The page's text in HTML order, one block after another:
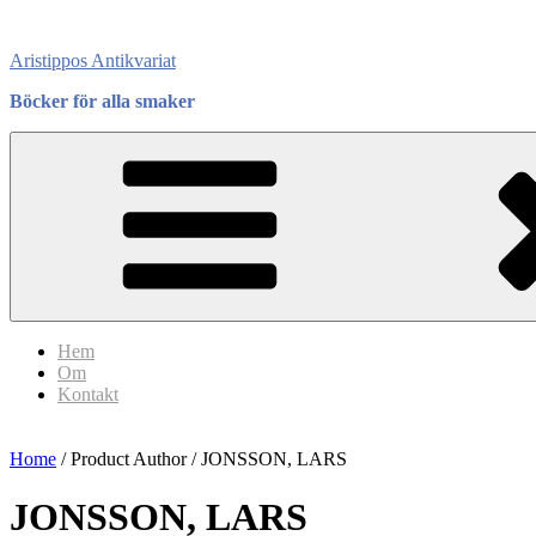
content
Aristippos Antikvariat
Böcker för alla smaker
Hem
Om
Kontakt
Home / Product Author / JONSSON, LARS
JONSSON, LARS